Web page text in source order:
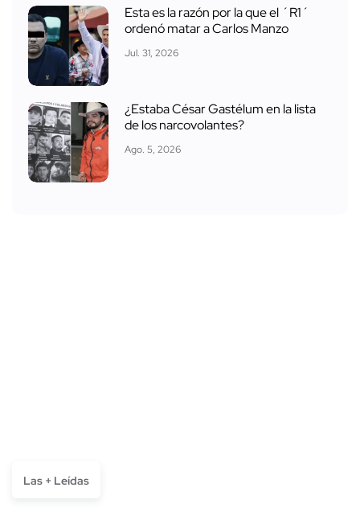
Esta es la razón por la que el ´R1´
ordenó matar a Carlos Manzo
Jul. 31, 2026
¿Estaba César Gastélum en la lista
de los narcovolantes?
Ago. 5, 2026
Las + Leídas